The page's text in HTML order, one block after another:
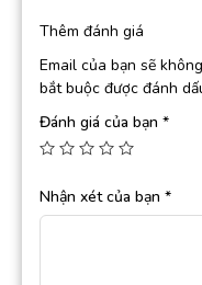
Thêm đánh giá
Email của bạn sẽ
bắt buộc được đánh
Đánh giá của bạn *
Nhận xét của bạn *